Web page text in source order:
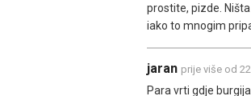
prostite, pizde.
iako to mnogim
jaran prije više od
Para vrti gdje burgija